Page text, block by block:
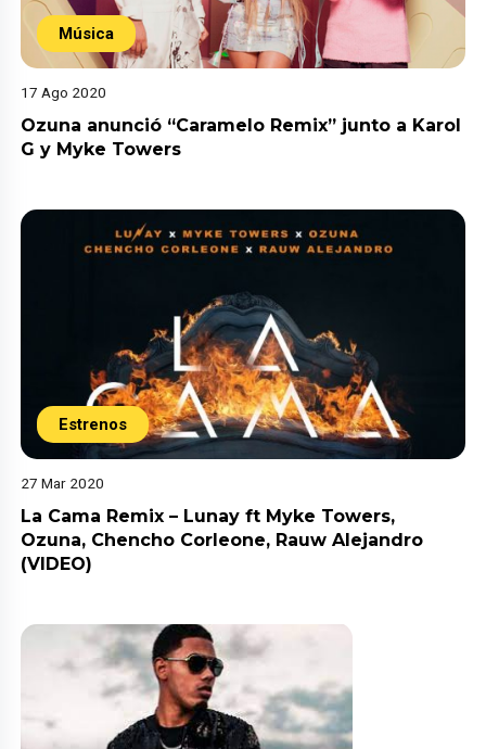
Música
17 Ago 2020
Ozuna anunció “Caramelo Remix” junto a Karol
G y Myke Towers
Estrenos
27 Mar 2020
La Cama Remix – Lunay ft Myke Towers,
Ozuna, Chencho Corleone, Rauw Alejandro
(VIDEO)